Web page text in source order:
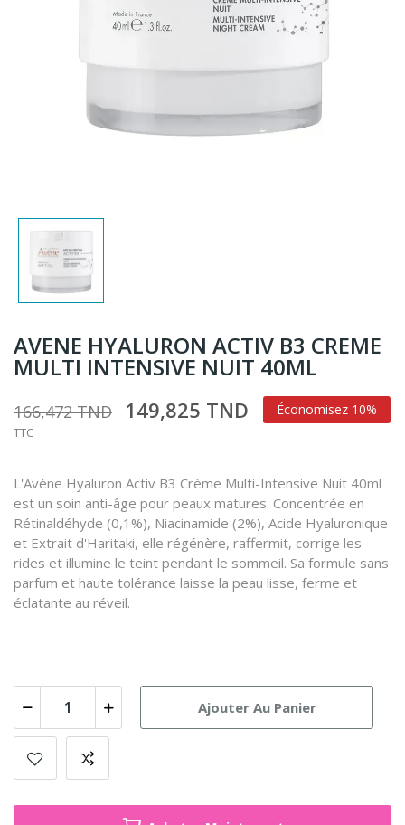
AVENE HYALURON ACTIV B3 CREME
MULTI INTENSIVE NUIT 40ML
166,472 TND 149,825 TND Économisez 10%
TTC
L'Avène Hyaluron Activ B3 Crème Multi-Intensive Nuit 40ml
est un soin anti-âge pour peaux matures. Concentrée en
Rétinaldéhyde (0,1%), Niacinamide (2%), Acide Hyaluronique
et Extrait d'Haritaki, elle régénère, raffermit, corrige les
rides et illumine le teint pendant le sommeil. Sa formule sans
parfum et haute tolérance laisse la peau lisse, ferme et
éclatante au réveil.
Ajouter Au Panier